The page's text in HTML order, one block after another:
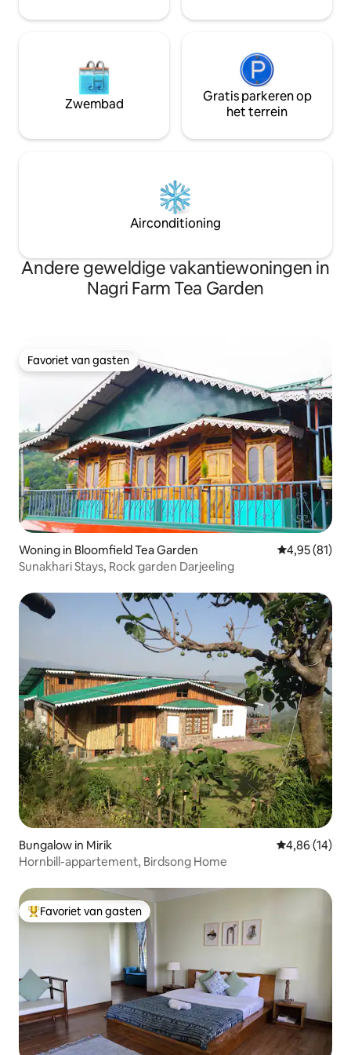
Zwembad
Gratis parkeren op
het terrein
Airconditioning
Andere geweldige vakantiewoningen in
Nagri Farm Tea Garden
Favoriet van gasten
Favoriet van gasten
Woning in Bloomfield Tea Garden Gemiddelde
4,95 (81)
Sunakhari Stays, Rock garden Darjeeling
Bungalow in Mirik Gemiddelde
4,86 (14)
Hornbill-appartement, Birdsong Home
Topfavoriet van gasten
Favoriet van gasten